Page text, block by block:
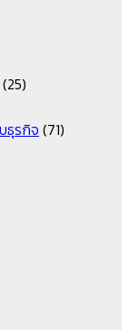
(25)
ธุรกิจ (71)